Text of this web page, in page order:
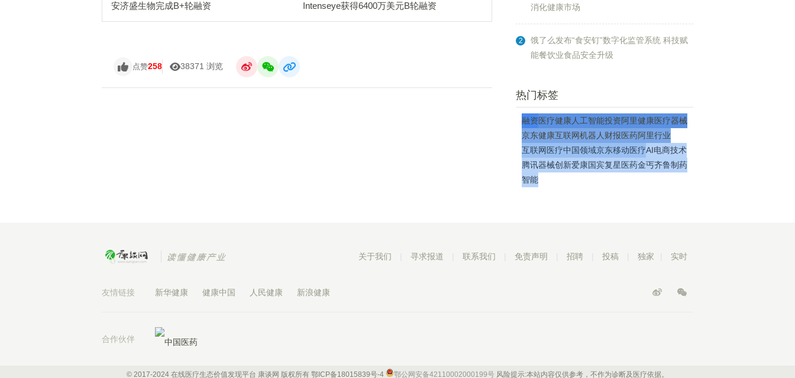
安济盛生物完成B+轮融资
Intenseye获得6400万美元B轮融资
点赞258 38371 浏览
消化健康市场
2
饿了么发布“食安钉”数字化监管系统 科技赋
能餐饮业食品安全升级
热门标签
融资医疗健康人工智能投资阿里健康医疗器械
京东健康互联网机器人 财报医药阿里行业
互联网医疗中国领域京东移动医疗AI电商技术
腾讯器械创新爱康国宾复星医药金丐齐鲁制药
智能
关于我们 寻求报道 联系我们 免责声明 招聘 投稿 独家 实时
友情链接 新华健康 健康中国 人民健康 新浪健康
合作伙伴
© 2017-2024 在线医疗生态价值发现平台 康谈网 版权所有 鄂ICP备18015839号-4 鄂公网安备42110002000199号 风险提示:本站内容仅供参考，不作为诊断及医疗依据。